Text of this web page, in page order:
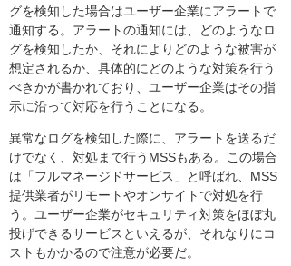
グを検知した場合はユーザー企業にアラートで
通知する。アラートの通知には、どのようなロ
グを検知したか、それによりどのような被害が
想定されるか、具体的にどのような対策を行う
べきかが書かれており、ユーザー企業はその指
示に沿って対応を行うことになる。
異常なログを検知した際に、アラートを送るだ
けでなく、対処まで行うMSSもある。この場合
は「フルマネージドサービス」と呼ばれ、MSS
提供業者がリモートやオンサイトで対処を行
う。ユーザー企業がセキュリティ対策をほぼ丸
投げできるサービスといえるが、それなりにコ
ストもかかるので注意が必要だ。